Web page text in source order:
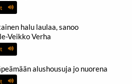
halu laulaa, sanoo
Veikko Verha
alushousuja jo nuorena